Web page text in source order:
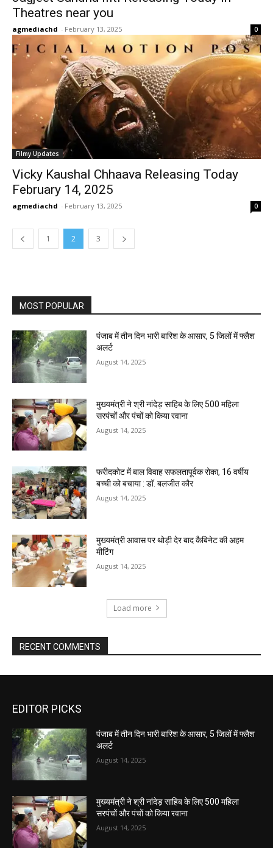
Theatres near you
agmediachd - February 13, 2025 0
Filmy Updates
Vicky Kaushal Chhaava Releasing Today
February 14, 2025
agmediachd - February 13, 2025 0
1 2 3
MOST POPULAR
पंजाब में तीन दिन भारी बारिश के आसार, 5 जिलों में फ्लैश
अलर्ट
August 14, 2025
मुख्यमंत्री ने श्री नांदेड़ साहिब के लिए 500 महिला
सरपंचों और पंचों को किया रवाना
August 14, 2025
फरीदकोट में बाल विवाह सफलतापूर्वक रोका, 16 वर्षीय
बच्ची को बचाया : डॉ. बलजीत कौर
August 14, 2025
मुख्यमंत्री आवास पर थोड़ी देर बाद कैबिनेट की अहम
मीटिंग
August 14, 2025
Load more
RECENT COMMENTS
EDITOR PICKS
पंजाब में तीन दिन भारी बारिश के आसार, 5 जिलों में फ्लैश
अलर्ट
August 14, 2025
मुख्यमंत्री ने श्री नांदेड़ साहिब के लिए 500 महिला
सरपंचों और पंचों को किया रवाना
August 14, 2025